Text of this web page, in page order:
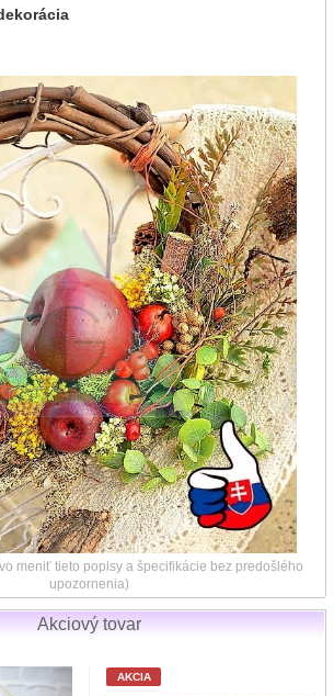
meniť tieto popisy a špecifikácie bez predošlého
upozornenia)
Akciový tovar
AKCIA